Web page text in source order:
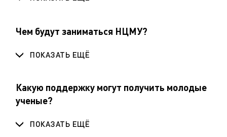
Чем будут заниматься НЦМУ?
ПОКАЗАТЬ ЕЩЁ
Какую поддержку могут получить молодые
ученые?
ПОКАЗАТЬ ЕЩЁ